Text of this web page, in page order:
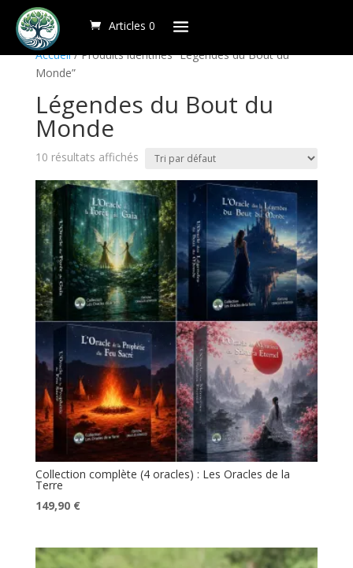
Articles 0
Accueil/ Produits identifiés “Légendes du Bout du
Monde”
Légendes du Bout du
Monde
10 résultats affichés
Collection complète (4 oracles) : Les Oracles de la
Terre
Le
était :
149,90 €Le
est :